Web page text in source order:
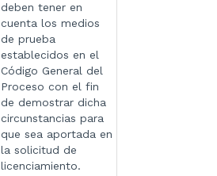
deben tener en
cuenta los medios
de prueba
establecidos en el
Código General del
Proceso con el fin
de demostrar dicha
circunstancias para
que sea aportada en
la solicitud de
licenciamiento.